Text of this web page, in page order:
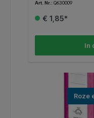
Art. Nr.: Q630009
€ 1,85*
In
Roze